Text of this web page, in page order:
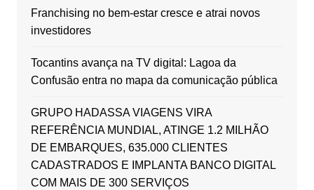
Franchising no bem-estar cresce e atrai novos
investidores
Tocantins avança na TV digital: Lagoa da
Confusão entra no mapa da comunicação pública
GRUPO HADASSA VIAGENS VIRA
REFERÊNCIA MUNDIAL, ATINGE 1.2 MILHÃO
DE EMBARQUES, 635.000 CLIENTES
CADASTRADOS E IMPLANTA BANCO DIGITAL
COM MAIS DE 300 SERVIÇOS